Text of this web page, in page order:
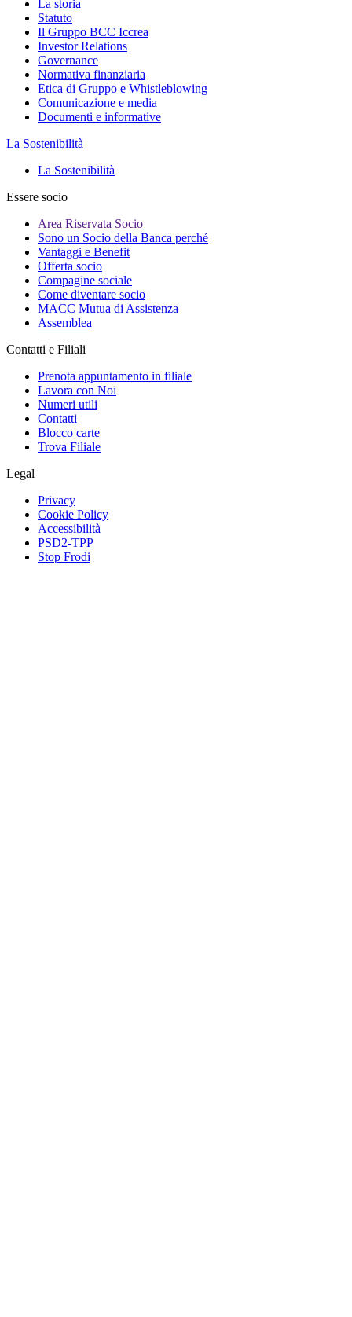
La storia
Statuto
Il Gruppo BCC Iccrea
Investor Relations
Governance
Normativa finanziaria
Etica di Gruppo e Whistleblowing
Comunicazione e media
Documenti e informative
La Sostenibilità
La Sostenibilità
Essere socio
Area Riservata Socio
Sono un Socio della Banca perché
Vantaggi e Benefit
Offerta socio
Compagine sociale
Come diventare socio
MACC Mutua di Assistenza
Assemblea
Contatti e Filiali
Prenota appuntamento in filiale
Lavora con Noi
Numeri utili
Contatti
Blocco carte
Trova Filiale
Legal
Privacy
Cookie Policy
Accessibilità
PSD2-TPP
Stop Frodi